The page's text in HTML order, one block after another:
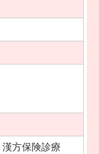
方保険診療